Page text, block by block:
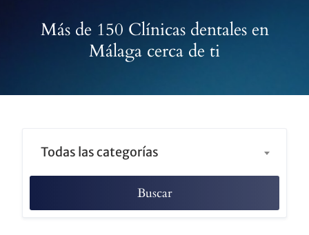
Más de 150 Clínicas dentales en
Málaga cerca de ti
Todas las categorías
Buscar